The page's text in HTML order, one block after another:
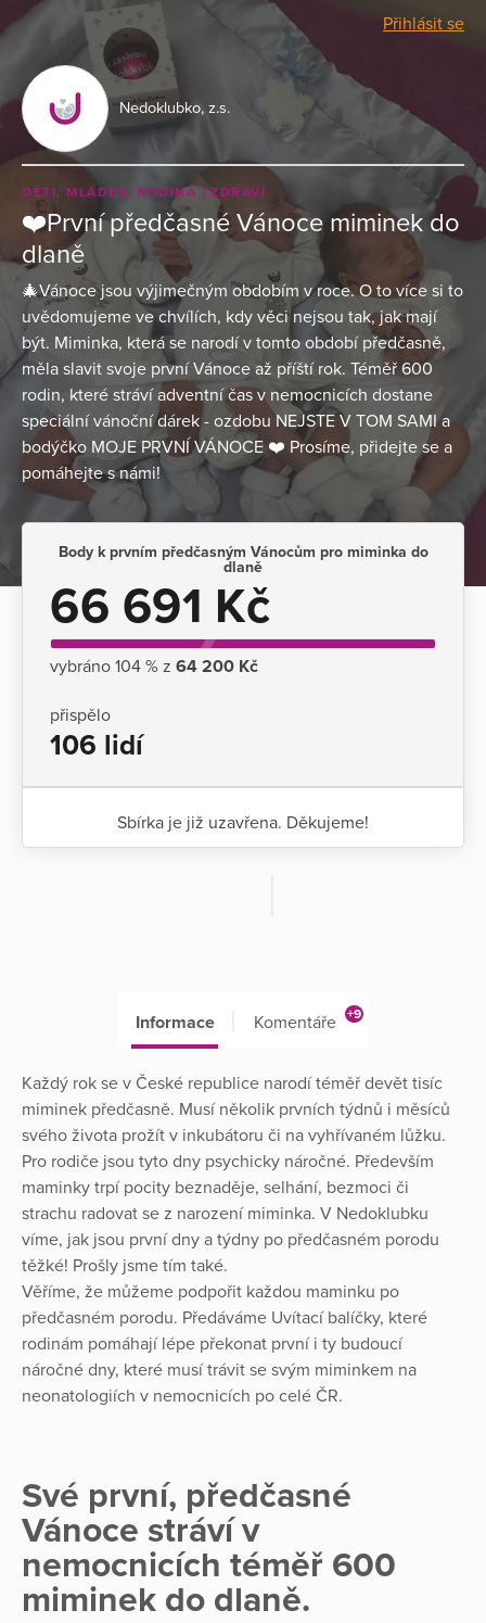
Přihlásit se
Nedoklubko, z.s.
DĚTI, MLÁDEŽ, RODINA ZDRAVÍ
❤️První předčasné Vánoce miminek do
dlaně
🎄Vánoce jsou výjimečným obdobím v roce. O to více si to
uvědomujeme ve chvílích, kdy věci nejsou tak, jak mají
být. Miminka, která se narodí v tomto období předčasně,
měla slavit svoje první Vánoce až příští rok. Téměř 600
rodin, které stráví adventní čas v nemocnicích dostane
speciální vánoční dárek - ozdobu NEJSTE V TOM SAMI a
bodýčko MOJE PRVNÍ VÁNOCE ❤️ Prosíme, přidejte se a
pomáhejte s námi!
Body k prvním předčasným Vánocům pro miminka do
dlaně
66 691 Kč
vybráno 104 % z 64 200 Kč
přispělo
106 lidí
Sbírka je již uzavřena. Děkujeme!
Informace Komentáře +9
Každý rok se v České republice narodí téměř devět tisíc
miminek předčasně. Musí několik prvních týdnů i měsíců
svého života prožít v inkubátoru či na vyhřívaném lůžku.
Pro rodiče jsou tyto dny psychicky náročné. Především
maminky trpí pocity beznaděje, selhání, bezmoci či
strachu radovat se z narození miminka. V Nedoklubku
víme, jak jsou první dny a týdny po předčasném porodu
těžké! Prošly jsme tím také.
Věříme, že můžeme podpořit každou maminku po
předčasném porodu. Předáváme Uvítací balíčky, které
rodinám pomáhají lépe překonat první i ty budoucí
náročné dny, které musí trávit se svým miminkem na
neonatologiích v nemocnicích po celé ČR.
Své první, předčasné
Vánoce stráví v
nemocnicích téměř 600
miminek do dlaně.